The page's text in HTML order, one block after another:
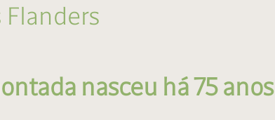
Comicarte
Digital
Recortes
Flanders
nasceu há 75 anos